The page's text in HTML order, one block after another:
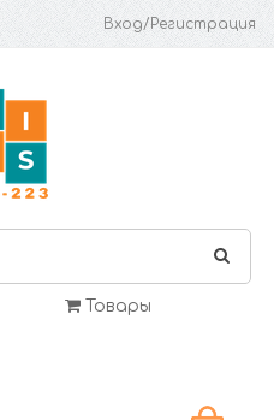
Вход/Регистрация
Товары